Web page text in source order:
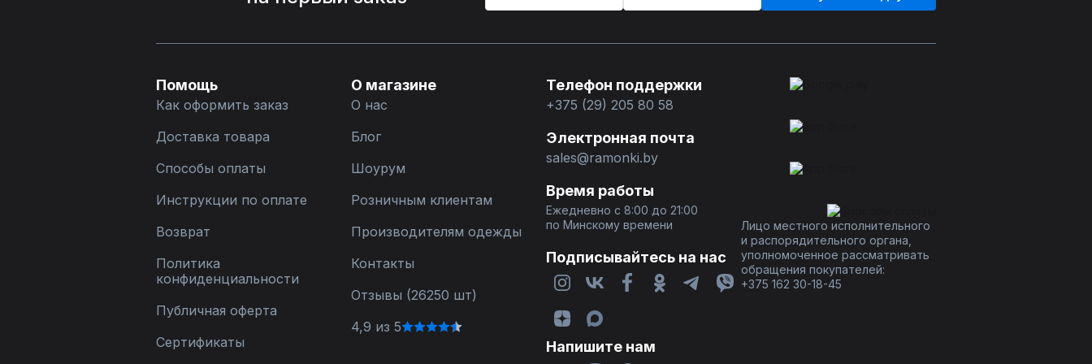
Помощь
Как оформить заказ
Доставка товара
Способы оплаты
Инструкции по оплате
Возврат
Политика
конфиденциальности
Публичная оферта
Сертификаты
О магазине
О нас
Блог
Шоурум
Розничным клиентам
Производителям одежды
Контакты
Отзывы (26250 шт)
4,9 из 5
Телефон поддержки
+375 (29) 205 80 58
Электронная почта
sales@ramonki.by
Время работы
Ежедневно с 8:00 до 21:00
по Минскому времени
Подписывайтесь на нас
Напишите нам
Лицо местного исполнительного
и распорядительного органа,
уполномоченное рассматривать
обращения покупателей:
+375 162 30-18-45